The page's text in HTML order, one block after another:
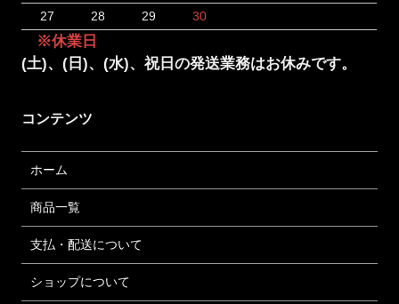
27
28 29 30
※休業日
(土)、(日)、(水)、祝日の発送業務はお休みです。
コンテンツ
ホーム
商品一覧
支払・配送について
ショップについて